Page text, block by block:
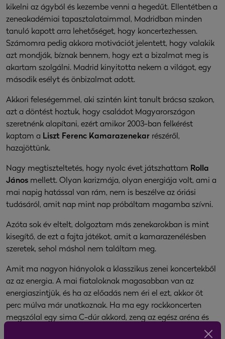
kikelni az ágyból és kezembe venni a hegedűt. Ellentétben a
zeneakadémiai tapasztalataimmal, Madridban minden
tanuló kapott arra lehetőséget, hogy koncertezhessen.
Számomra pedig akkora motivációt jelentett, hogy valakik
azt mondják, bíznak bennem, hogy ezt a bizalmat meg is
akartam szolgálni. Madrid kinyitotta nekem a világot, egy
második esélyt és önbizalmat adott.
Akkori feleségemmel, aki szintén kint tanult brácsa szakon,
azt a döntést hoztuk, hogy családot Magyarországon
szeretnénk alapítani, ezért amikor 2003-ban felkérést
kaptam a Liszt Ferenc Kamarazenekar részéről,
hazajöttünk.
Nagy megtiszteltetés, hogy nyolc évet játszhattam Rolla
János mellett. Olyan karizmája, olyan energiája volt, ami a
mai napig hatással van rám, nem is beszélve az óriási
tudásáról, amit nap mint nap próbáltam magamba szívni.
Azóta sok év eltelt, dolgoztam más zenekarokban is mint
kisegítő, de ezt a fajta játékot, amit a kamarazenélésben
szeretek, sehol máshol nem találtam meg.
Amit ma nagyon hiányolok a klasszikus zenei koncertekből
az az energia. A mai fiataloknak magasabban van az
energiaszintjük, és ha az előadás nem éri el ezt, akkor öt
perc múlva már unatkoznak. Ha ma egy rockkoncerten
megszólal egy sima C-dúr akkord, zeng az egész aréna és